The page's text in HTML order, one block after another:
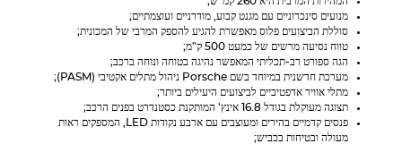
מנועים סינכרוניים עם מגנט קבוע, מודרניים ועוצמתיים;
סוללת הביצועים פלוס מאפשרת להגיע להספק המרבי של המכונית;
טווח נסיעה מרשים של כמעט 500 ק"מ;
הגה ספורט רב-תכליתי המאפשר נהיגה בטוחה ונוחה ברכב;
מערכת חדשנית במיוחד בשם Porsche ניהול מתלים אקטיבי (PASM);
מתלי אוויר אדפטיביים לביצועים היעילים ביותר;
תצוגה מעוקלת בגודל 16.8 אינץ' המותקנת כסטנדרט בפנים הרכב;
פנסים קדמיים בהירים ומעוצבים עם ארבע נקודות LED, המספקים ראות
מעולה ובטיחות בכביש;